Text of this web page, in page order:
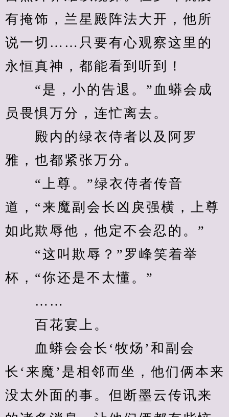
有掩饰，兰星殿阵法大开，他所
说一切……只要有心观察这里的
永恒真神，都能看到听到！
“是，小的告退。”血蟒会成
员畏惧万分，连忙离去。
殿内的绿衣侍者以及阿罗
雅，也都紧张万分。
“上尊。”绿衣侍者传音
道，“来魔副会长凶戾强横，上尊
如此欺辱他，他定不会忍的。”
“这叫欺辱？”罗峰笑着举
杯，“你还是不太懂。”
……
百花宴上。
血蟒会会长‘牧炀’和副会
长‘来魔’是相邻而坐，他们俩本来
没太外面的事。但断墨云传讯来